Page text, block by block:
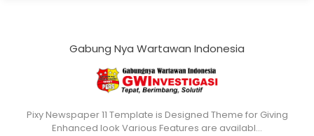
Gabung Nya Wartawan Indonesia
Pixy Newspaper 11 Template is Designed Theme for Giving
Enhanced look Various Features are availabl…